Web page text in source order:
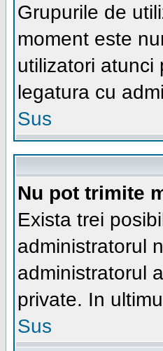
Grupurile de
moment este
utilizatori atunci
legatura cu
Sus
Nu pot trimite
Exista trei
administratorul
administratorul
private. In
Sus